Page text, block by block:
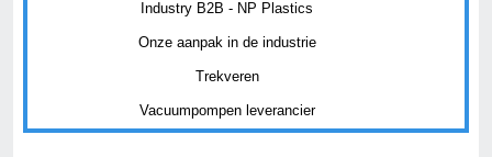
Industry B2B - NP Plastics
Onze aanpak in de industrie
Trekveren
Vacuumpompen leverancier